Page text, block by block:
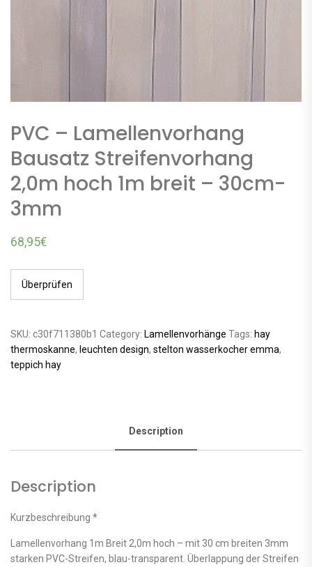
PVC – Lamellenvorhang
Bausatz Streifenvorhang
2,0m hoch 1m breit – 30cm-
3mm
68,95€
Überprüfen
SKU: c30f711380b1 Category: Lamellenvorhänge Tags: hay
thermoskanne, leuchten design, stelton wasserkocher emma,
teppich hay
Description
Description
Kurzbeschreibung *
Lamellenvorhang 1m Breit 2,0m hoch – mit 30 cm breiten 3mm
starken PVC-Streifen, blau-transparent. Überlappung der Streifen